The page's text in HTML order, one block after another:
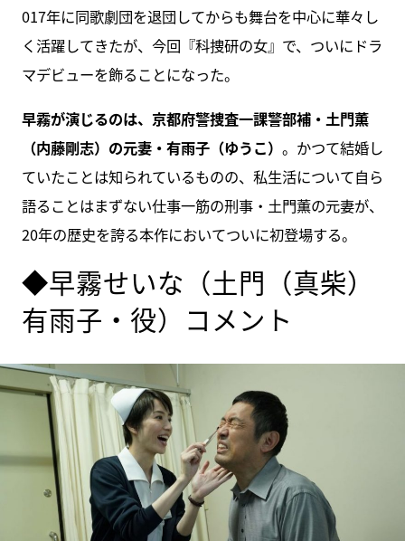
017年に同歌劇団を退団してからも舞台を中心に華々し
く活躍してきたが、今回『科捜研の女』で、ついにドラ
マデビューを飾ることになった。
早霧が演じるのは、京都府警捜査一課警部補・土門薫
（内藤剛志）の元妻・有雨子（ゆうこ） 。かつて結婚し
ていたことは知られているものの、私生活について自ら
語ることはまずない仕事一筋の刑事・土門薫の元妻が、
20年の歴史を誇る本作においてついに初登場する。
◆早霧せいな（土門（真柴）
有雨子・役）コメント